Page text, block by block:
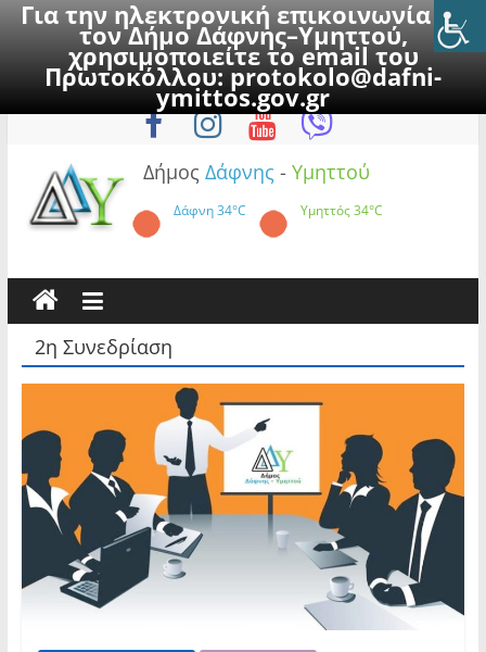
Για την ηλεκτρονική επικοινωνία με
τον Δήμο Δάφνης–Υμηττού,
χρησιμοποιείτε το email του
Πρωτοκόλλου:protokolo@dafni-
ymittos.gov.gr
to
Παρασκευή, 7 Αυγούστου 2026
Δήμος Δάφνης - Υμηττού
Δάφνη34°C Υμηττός34°C
2η Συνεδρίαση